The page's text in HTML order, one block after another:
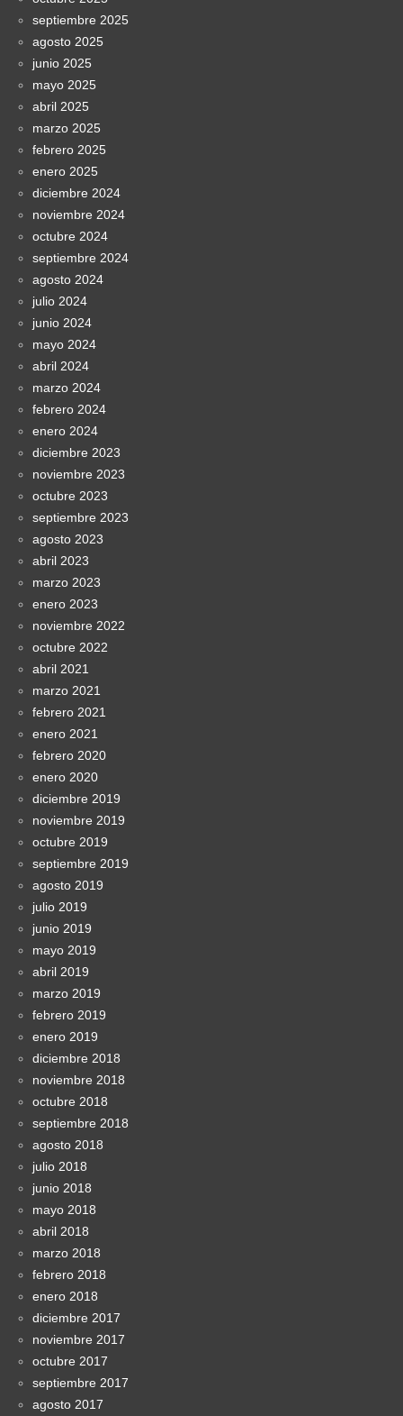
septiembre 2025
agosto 2025
junio 2025
mayo 2025
abril 2025
marzo 2025
febrero 2025
enero 2025
diciembre 2024
noviembre 2024
octubre 2024
septiembre 2024
agosto 2024
julio 2024
junio 2024
mayo 2024
abril 2024
marzo 2024
febrero 2024
enero 2024
diciembre 2023
noviembre 2023
octubre 2023
septiembre 2023
agosto 2023
abril 2023
marzo 2023
enero 2023
noviembre 2022
octubre 2022
abril 2021
marzo 2021
febrero 2021
enero 2021
febrero 2020
enero 2020
diciembre 2019
noviembre 2019
octubre 2019
septiembre 2019
agosto 2019
julio 2019
junio 2019
mayo 2019
abril 2019
marzo 2019
febrero 2019
enero 2019
diciembre 2018
noviembre 2018
octubre 2018
septiembre 2018
agosto 2018
julio 2018
junio 2018
mayo 2018
abril 2018
marzo 2018
febrero 2018
enero 2018
diciembre 2017
noviembre 2017
octubre 2017
septiembre 2017
agosto 2017